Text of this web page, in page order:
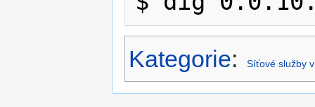
Kategorie: Síťové služby